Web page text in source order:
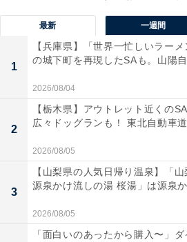
にも合わせやすい淡いカラー展開
80から100まで展開されており、
替え用として複数枚そろえるのに
い評価を得ています。
最新 一週間
1
【兵庫県】「世界一忙しいラー
の城下町を再現したSAも。山陽自
2026/08/04
2
【栃木県】アウトレット近くの
広々ドッグランも！ 東北自動車道
2026/08/05
3
【山梨県の人気日帰り温泉】「
源泉かけ流しの湯 桜湯」は源泉か
2026/08/05
「面白いのあったから購入〜」